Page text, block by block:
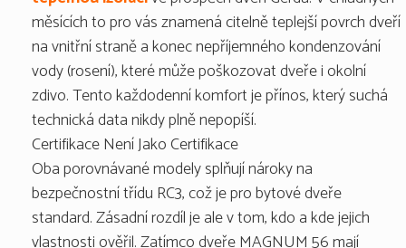
měsících to pro vás znamená citelně teplejší povrch dveří
na vnitřní straně a konec nepříjemného kondenzování
vody (rosení), které může poškozovat dveře i okolní
zdivo. Tento každodenní komfort je přínos, který suchá
technická data nikdy plně nepopíší.
Certifikace Není Jako Certifikace
Oba porovnávané modely splňují nároky na
bezpečnostní třídu RC3, což je pro bytové dveře
standard. Zásadní rozdíl je ale v tom, kdo a kde jejich
vlastnosti ověřil. Zatímco dveře MAGNUM 56 mají